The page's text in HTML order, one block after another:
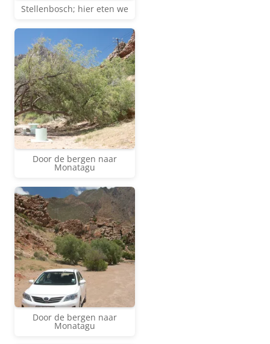
Stellenbosch; hier eten we
Door de bergen naar
Monatagu
Door de bergen naar
Monatagu